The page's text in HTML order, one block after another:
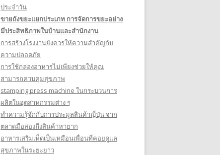
ประจำวัน
ขายถังขยะแยกประเภท การจัดการขยะอย่าง
มีประสิทธิภาพในบ้านและสำนักงาน
การสร้างโรงงานยังควรให้ความสำคัญกับ
ความปลอดภัย
การใช้กล่องอาหารไม่เพียงช่วยให้คุณ
สามารถควบคุมสุขภาพ
stamping press machine ในกระบวนการ
ผลิตในอุตสาหกรรมต่าง ๆ
ทำความรู้จักกับการประมูลสินค้าญี่ปุ่น จาก
ตลาดมือสองถึงสินค้าหายาก
อาหารเสริมเห็ดเป็นเหมือนเพื่อนที่คอยดูแล
สุขภาพในระยะยาว